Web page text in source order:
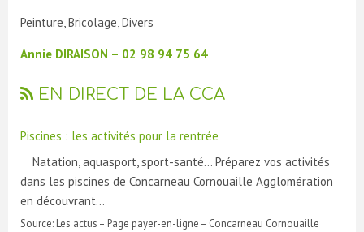
Peinture, Bricolage, Divers
Annie DIRAISON – 02 98 94 75 64
EN DIRECT DE LA CCA
Piscines : les activités pour la rentrée
Natation, aquasport, sport-santé… Préparez vos activités
dans les piscines de Concarneau Cornouaille Agglomération
en découvrant…
Source: Les actus – Page payer-en-ligne – Concarneau Cornouaille